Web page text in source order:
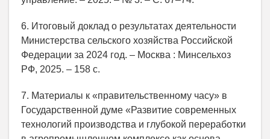
6. Итоговый доклад о результатах деятельности
Министерства сельского хозяйства Российской
Федерации за 2024 год. – Москва : Минсельхоз
РФ, 2025. – 158 с.
7. Материалы к «правительственному часу» в
Государственной думе «Развитие современных
технологий производства и глубокой переработки